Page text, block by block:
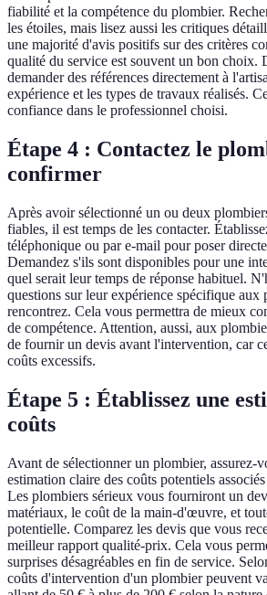
fiabilité et la compétence du plombier.
les étoiles, mais lisez aussi les critiques
une majorité d'avis positifs sur des critères
qualité du service est souvent un bon choix.
demander des références directement à
expérience et les types de travaux réalisés.
confiance dans le professionnel choisi.
Étape 4 : Contactez le
confirmer
Après avoir sélectionné un ou deux
fiables, il est temps de les contacter.
téléphonique ou par e-mail pour poser
Demandez s'ils sont disponibles pour une
quel serait leur temps de réponse habituel.
questions sur leur expérience spécifique aux
rencontrez. Cela vous permettra de mieux
de compétence. Attention, aussi, aux
de fournir un devis avant l'intervention, car
coûts excessifs.
Étape 5 : Établissez une
coûts
Avant de sélectionner un plombier, assurez-
estimation claire des coûts potentiels
Les plombiers sérieux vous fourniront un
matériaux, le coût de la main-d'œuvre, et
potentielle. Comparez les devis que vous
meilleur rapport qualité-prix. Cela vous
surprises désagréables en fin de service.
coûts d'intervention d'un plombier peuvent